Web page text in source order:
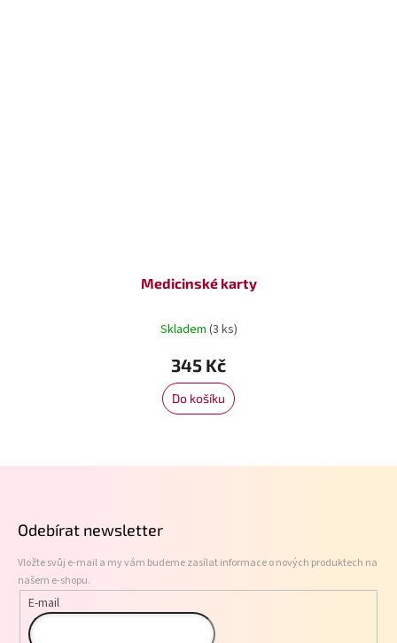
Medicinské karty
Skladem (3 ks)
345 Kč
Do košíku
Odebírat newsletter
Vložte svůj e-mail a my vám budeme zasílat informace o nových produktech na
našem e-shopu.
E-mail